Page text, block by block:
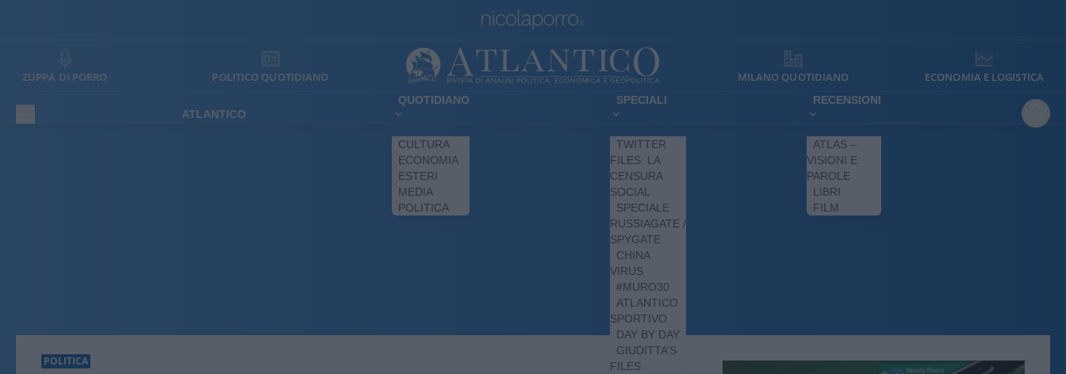
ZUPPA DI PORRO POLITICO QUOTIDIANO MILANO QUOTIDIANO ECONOMIA E LOGISTICA
ATLANTICO
QUOTIDIANO
CULTURA
ECONOMIA
ESTERI
MEDIA
POLITICA
SPECIALI
TWITTER
FILES: LA
CENSURA
SOCIAL
SPECIALE
RUSSIAGATE /
SPYGATE
CHINA
VIRUS
#MURO30
ATLANTICO
SPORTIVO
DAY BY DAY
GIUDITTA’S
FILES
RECENSIONI
ATLAS –
VISIONI E
PAROLE
LIBRI
FILM
POLITICA